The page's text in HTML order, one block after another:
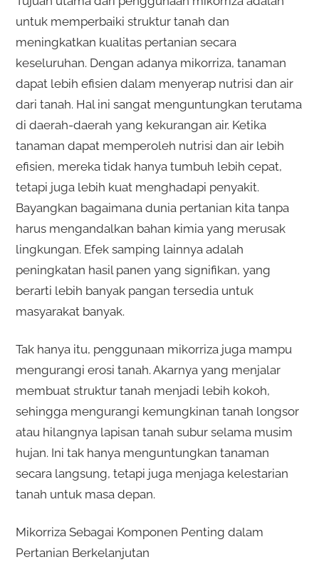
untuk memperbaiki struktur tanah dan
meningkatkan kualitas pertanian secara
keseluruhan. Dengan adanya mikorriza, tanaman
dapat lebih efisien dalam menyerap nutrisi dan air
dari tanah. Hal ini sangat menguntungkan terutama
di daerah-daerah yang kekurangan air. Ketika
tanaman dapat memperoleh nutrisi dan air lebih
efisien, mereka tidak hanya tumbuh lebih cepat,
tetapi juga lebih kuat menghadapi penyakit.
Bayangkan bagaimana dunia pertanian kita tanpa
harus mengandalkan bahan kimia yang merusak
lingkungan. Efek samping lainnya adalah
peningkatan hasil panen yang signifikan, yang
berarti lebih banyak pangan tersedia untuk
masyarakat banyak.
Tak hanya itu, penggunaan mikorriza juga mampu
mengurangi erosi tanah. Akarnya yang menjalar
membuat struktur tanah menjadi lebih kokoh,
sehingga mengurangi kemungkinan tanah longsor
atau hilangnya lapisan tanah subur selama musim
hujan. Ini tak hanya menguntungkan tanaman
secara langsung, tetapi juga menjaga kelestarian
tanah untuk masa depan.
Mikorriza Sebagai Komponen Penting dalam
Pertanian Berkelanjutan